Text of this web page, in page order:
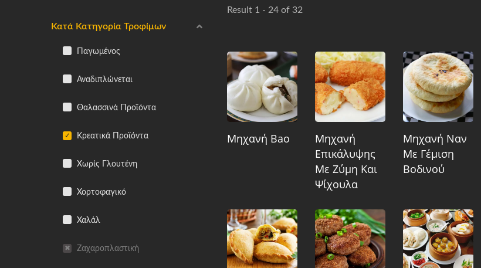
Κατά Κατηγορία Τροφίμων
Παγωμένος
Αναδιπλώνεται
Θαλασσινά Προϊόντα
Κρεατικά Προϊόντα
Χωρίς Γλουτένη
Χορτοφαγικό
Χαλάλ
Ζαχαροπλαστική
Result 1 - 24 of 32
Μηχανή Bao
Μηχανή
Επικάλυψης
Με Ζύμη Και
Ψίχουλα
Μηχανή Ναν
Με Γέμιση
Βοδινού